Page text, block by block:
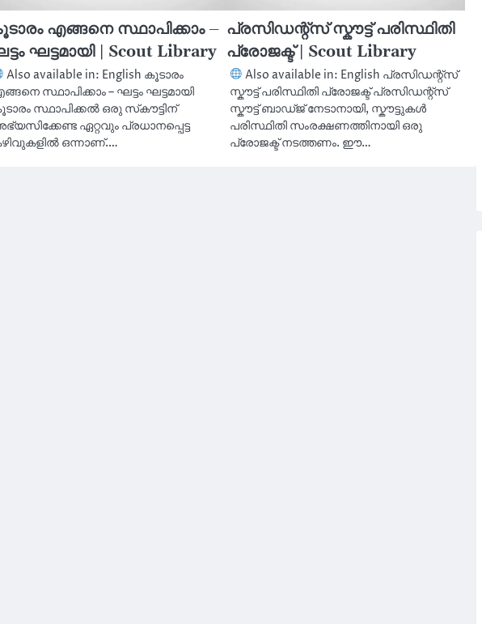
എങ്ങനെ സ്ഥാപിക്കാം –
ഘട്ടമായി | Scout Library
Also available in: English കൂടാരം
സ്ഥാപിക്കാം – ഘട്ടം ഘട്ടമായി
സ്ഥാപിക്കൽ ഒരു സ്‌കൗട്ടിന്
ഏറ്റവും പ്രധാനപ്പെട്ട
ഒന്നാണ്.…
പ്രസിഡന്റ്‌സ് സ്കൗട്ട് പരിസ്ഥിതി
പ്രോജക്ട് | Scout Library
Also available in: English പ്രസിഡന്റ്‌സ്
സ്കൗട്ട് പരിസ്ഥിതി പ്രോജക്ട് പ്രസിഡന്റ്‌സ്
സ്കൗട്ട് ബാഡ്ജ് നേടാനായി, സ്കൗട്ടുകൾ
പരിസ്ഥിതി സംരക്ഷണത്തിനായി ഒരു
പ്രോജക്ട് നടത്തണം. ഈ…